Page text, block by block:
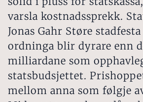
varsla kostnadssprekk.
Jonas Gahr Støre
ordninga blir dyrare enn
milliardane som
statsbudsjettet.
mellom anna som følgje